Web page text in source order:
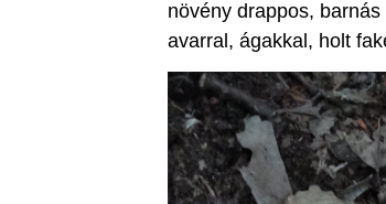
növény drappos,
avarral, ágakkal, holt